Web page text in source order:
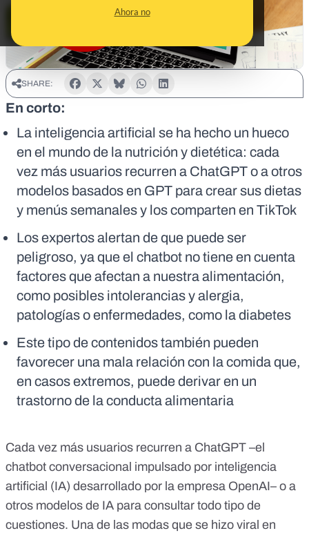
Ahora no
SHARE:
En corto:
La inteligencia artificial se ha hecho un hueco
en el mundo de la nutrición y dietética: cada
vez más usuarios recurren a ChatGPT o a otros
modelos basados en GPT para crear sus dietas
y menús semanales y los comparten en TikTok
Los expertos alertan de que puede ser
peligroso, ya que el chatbot no tiene en cuenta
factores que afectan a nuestra alimentación,
como posibles intolerancias y alergia,
patologías o enfermedades, como la diabetes
Este tipo de contenidos también pueden
favorecer una mala relación con la comida que,
en casos extremos, puede derivar en un
trastorno de la conducta alimentaria
Cada vez más usuarios recurren a ChatGPT –el
chatbot conversacional impulsado por inteligencia
artificial (IA) desarrollado por la empresa OpenAI– o a
otros modelos de IA para consultar todo tipo de
cuestiones. Una de las modas que se hizo viral en